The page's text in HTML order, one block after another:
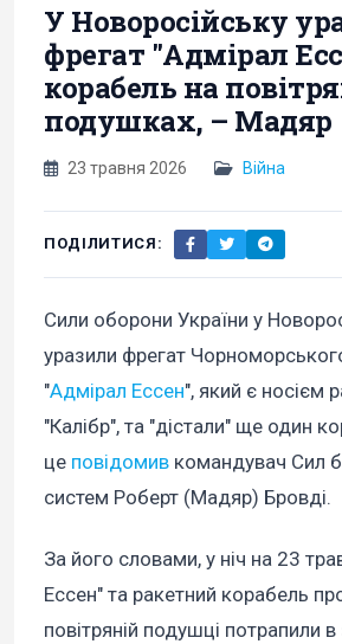
У Новоросійську
фрегат "Адмірал
корабель на
подушках, – Мадяр
23 травня 2026 Війна
ПОДІЛИТИСЯ:
Сили оборони України у
уразили фрегат
"Адмірал Ессен", який є носієм
"Калібр", та "дістали" ще один
це повідомив командувач Сил
систем Роберт (Мадяр) Бровді.
За його словами, у ніч на 23
Ессен" та ракетний корабель
повітряній подушці потрапили